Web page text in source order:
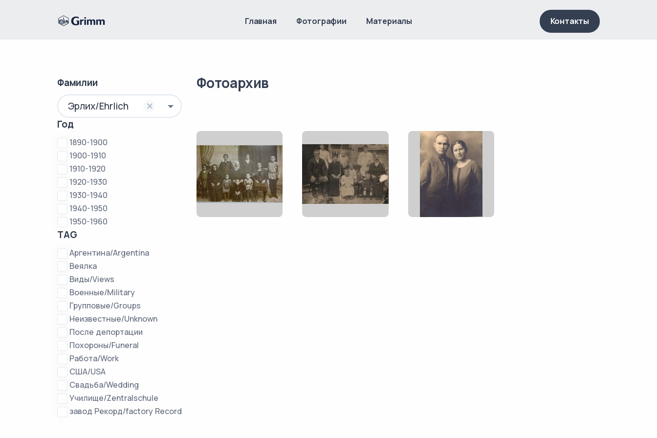
Главная Фотографии Материалы Контакты
Фамилии
×
Эрлих/Ehrlich
Год
1890-1900
1900-1910
1910-1920
1920-1930
1930-1940
1940-1950
1950-1960
TAG
Аргентина/Argentina
Веялка
Виды/Views
Военные/Military
Групповые/Groups
Неизвестные/Unknown
После депортации
Похороны/Funeral
Работа/Work
США/USA
Свадьба/Wedding
Училище/Zentralschule
завод Рекорд/factory Record
Фотоархив